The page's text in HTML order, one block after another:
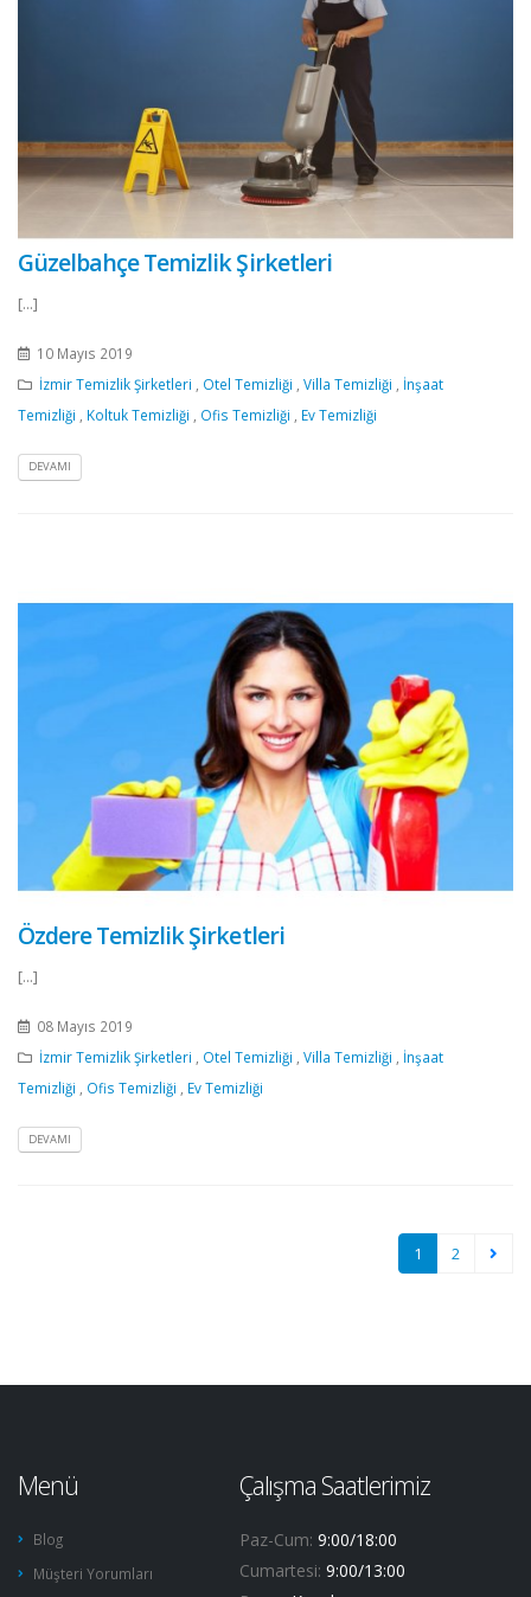
Güzelbahçe Temizlik Şirketleri
[...]
10 Mayıs 2019
İzmir Temizlik Şirketleri , Otel Temizliği , Villa Temizliği , İnşaat
Temizliği , Koltuk Temizliği , Ofis Temizliği , Ev Temizliği
DEVAMI
Özdere Temizlik Şirketleri
[...]
08 Mayıs 2019
İzmir Temizlik Şirketleri
Otel Temizliği Villa Temizliği
İnşaat
Temizliği
Ofis Temizliği Ev Temizliği
DEVAMI
1 2
Menü
Blog
Müşteri Yorumları
Çalışma Saatlerimiz
Paz-Cum: 9:00/18:00
Cumartesi: 9:00/13:00